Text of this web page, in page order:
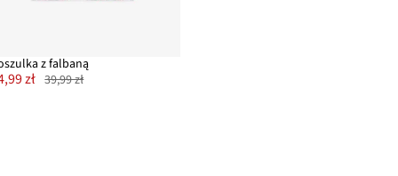
z falbaną
zł 39,99 zł